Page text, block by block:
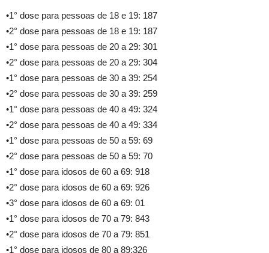
•1° dose para pessoas de 18 e 19: 187
•2° dose para pessoas de 18 e 19: 187
•1° dose para pessoas de 20 a 29: 301
•2° dose para pessoas de 20 a 29: 304
•1° dose para pessoas de 30 a 39: 254
•2° dose para pessoas de 30 a 39: 259
•1° dose para pessoas de 40 a 49: 324
•2° dose para pessoas de 40 a 49: 334
•1° dose para pessoas de 50 a 59: 69
•2° dose para pessoas de 50 a 59: 70
•1° dose para idosos de 60 a 69: 918
•2° dose para idosos de 60 a 69: 926
•3° dose para idosos de 60 a 69: 01
•1° dose para idosos de 70 a 79: 843
•2° dose para idosos de 70 a 79: 851
•1° dose para idosos de 80 a 89:326